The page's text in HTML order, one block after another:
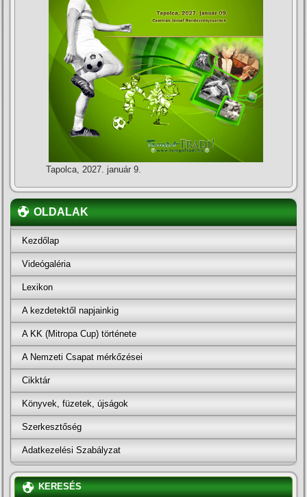
Tapolca, 2027. január 9.
OLDALAK
Kezdőlap
Videógaléria
Lexikon
A kezdetektől napjainkig
A KK (Mitropa Cup) története
A Nemzeti Csapat mérkőzései
Cikktár
Könyvek, füzetek, újságok
Szerkesztőség
Adatkezelési Szabályzat
KERESÉS